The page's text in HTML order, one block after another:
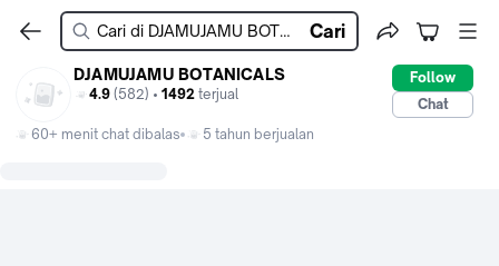
Cari
DJAMUJAMU BOTANICALS
4.9 (582) • 1492 terjual
Follow
Chat
60+ menit chat dibalas
5 tahun berjualan